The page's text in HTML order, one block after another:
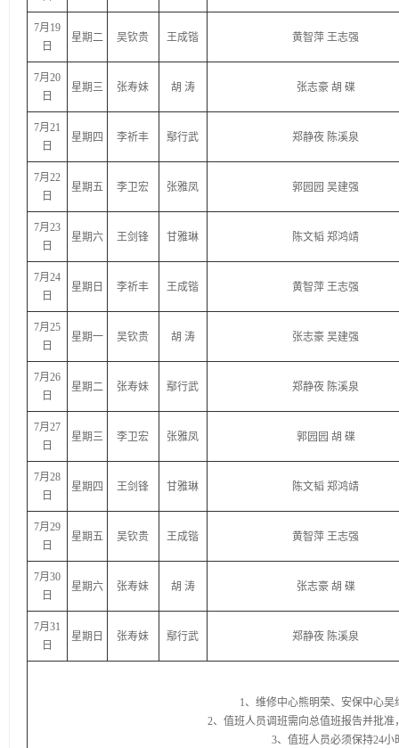
7月19
日
星期二 吴钦贵 王成锴 黄智萍 王志强
7月20
日
星期三 张寿妹 胡 涛 张志豪 胡 碟
7月21
日
星期四 李祈丰 鄢行武 郑静夜 陈溪泉
7月22
日
星期五 李卫宏 张雅凤 郭园园 吴建强
7月23
日
星期六 王剑锋 甘雅琳 陈文韬 郑鸿靖
7月24
日
星期日 李祈丰 王成锴 黄智萍 王志强
7月25
日
星期一 吴钦贵 胡 涛 张志豪 吴建强
7月26
日
星期二 张寿妹 鄢行武 郑静夜 陈溪泉
7月27
日
星期三 李卫宏 张雅凤 郭园园 胡 碟
7月28
日
星期四 王剑锋 甘雅琳 陈文韬 郑鸿靖
7月29
日
星期五 吴钦贵 王成锴 黄智萍 王志强
7月30
日
星期六 张寿妹 胡 涛 张志豪 胡 碟
7月31
日
星期日 张寿妹 鄢行武 郑静夜 陈溪泉
1、维修中心熊明荣、安保中心
2、值班人员调班需向总值班报告并批
3、值班人员必须保持24